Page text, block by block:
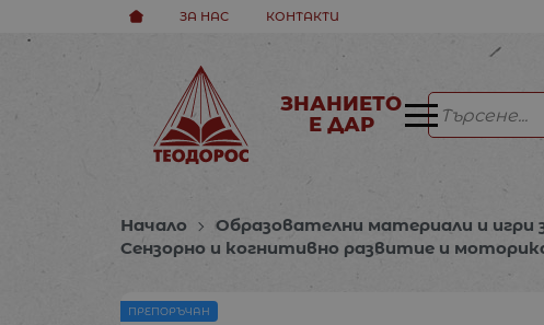
ЗА НАС КОНТАКТИ
ЗНАНИЕТО
Е ДАР
Начало
Образователни материали и игри
Сензорно и когнитивно развитие и
ПРЕПОРЪЧАН